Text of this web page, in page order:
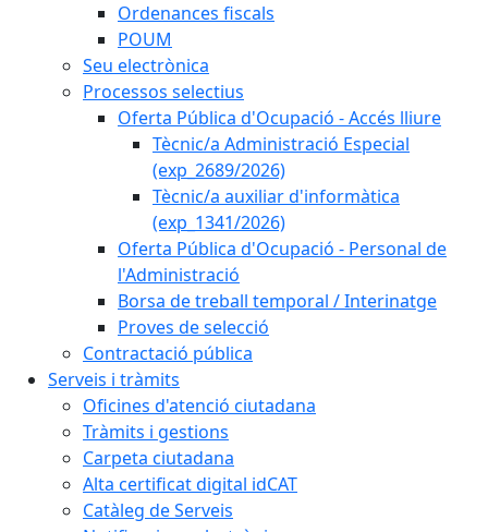
Ordenances fiscals
POUM
Seu electrònica
Processos selectius
Oferta Pública d'Ocupació - Accés lliure
Tècnic/a Administració Especial
(exp_2689/2026)
Tècnic/a auxiliar d'informàtica
(exp_1341/2026)
Oferta Pública d'Ocupació - Personal de
l'Administració
Borsa de treball temporal / Interinatge
Proves de selecció
Contractació pública
Serveis i tràmits
Oficines d'atenció ciutadana
Tràmits i gestions
Carpeta ciutadana
Alta certificat digital idCAT
Catàleg de Serveis